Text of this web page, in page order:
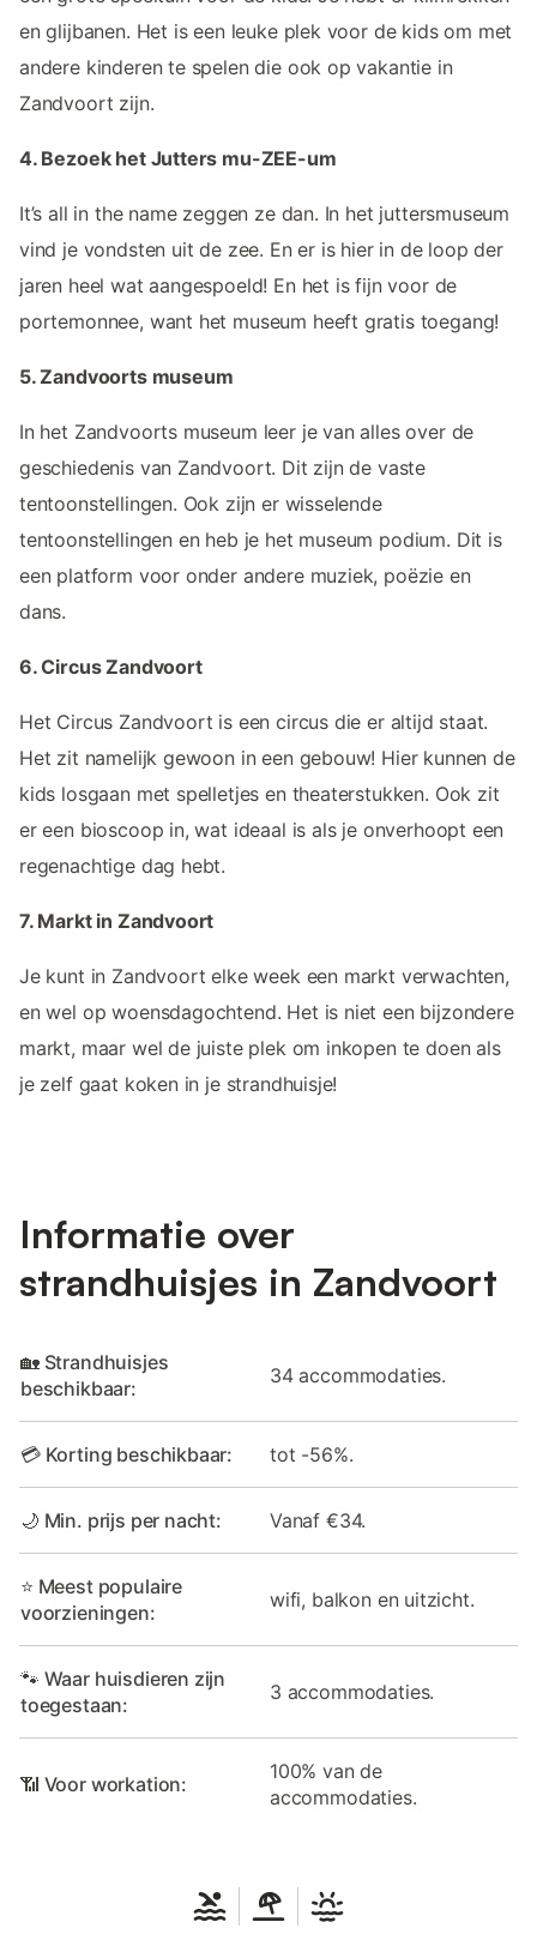
en glijbanen. Het is een leuke plek voor de kids om met
andere kinderen te spelen die ook op vakantie in
Zandvoort zijn.
4. Bezoek het Jutters mu-ZEE-um
It’s all in the name zeggen ze dan. In het juttersmuseum
vind je vondsten uit de zee. En er is hier in de loop der
jaren heel wat aangespoeld! En het is fijn voor de
portemonnee, want het museum heeft gratis toegang!
5. Zandvoorts museum
In het Zandvoorts museum leer je van alles over de
geschiedenis van Zandvoort. Dit zijn de vaste
tentoonstellingen. Ook zijn er wisselende
tentoonstellingen en heb je het museum podium. Dit is
een platform voor onder andere muziek, poëzie en
dans.
6. Circus Zandvoort
Het Circus Zandvoort is een circus die er altijd staat.
Het zit namelijk gewoon in een gebouw! Hier kunnen de
kids losgaan met spelletjes en theaterstukken. Ook zit
er een bioscoop in, wat ideaal is als je onverhoopt een
regenachtige dag hebt.
7. Markt in Zandvoort
Je kunt in Zandvoort elke week een markt verwachten,
en wel op woensdagochtend. Het is niet een bijzondere
markt, maar wel de juiste plek om inkopen te doen als
je zelf gaat koken in je strandhuisje!
Informatie over
strandhuisjes in Zandvoort
🏡 Strandhuisjes
beschikbaar:
34 accommodaties.
💳 Korting beschikbaar: tot -56%.
🌙 Min. prijs per nacht: Vanaf €34.
⭐ Meest populaire
voorzieningen:
wifi, balkon en uitzicht.
🐾 Waar huisdieren zijn
toegestaan:
3 accommodaties.
📶 Voor workation:
100% van de
accommodaties.